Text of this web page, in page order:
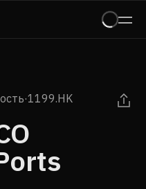
·1199.HK